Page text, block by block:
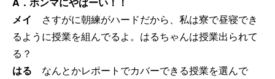
メイ さすがに朝練がハードだから、私は寮で昼寝でき
るように授業を組んでるよ。はるちゃんは授業出られて
る？
はる なんとかレポートでカバーできる授業を選んで